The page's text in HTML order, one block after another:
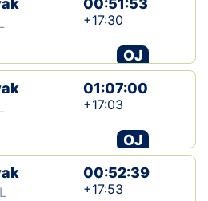
00:51:53
+17:30
OJ
01:07:00
+17:03
OJ
00:52:39
+17:53